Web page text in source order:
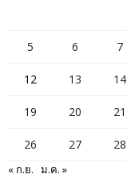
5 6 7
12 13 14
19 20 21
26 27 28
« ก.ย. ม.ค. »